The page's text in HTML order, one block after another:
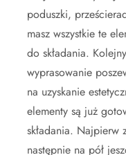
poduszki,
masz wszystkie te
do składania.
wyprasowanie
na uzyskanie
elementy są już
składania. Najpierw
następnie na pół